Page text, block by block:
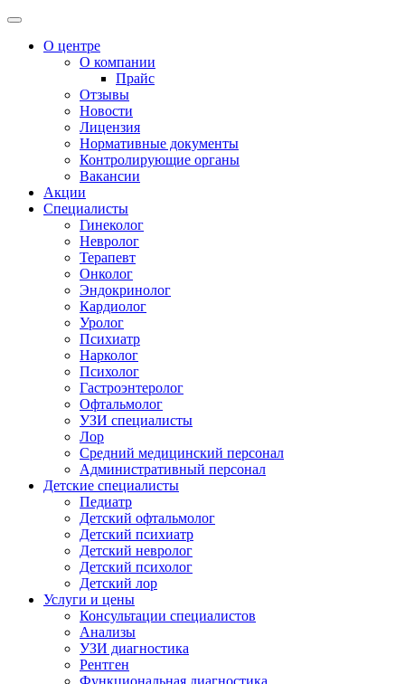
О центре
О компании
Прайс
Отзывы
Новости
Лицензия
Нормативные документы
Контролирующие органы
Вакансии
Акции
Специалисты
Гинеколог
Невролог
Терапевт
Онколог
Эндокринолог
Кардиолог
Уролог
Психиатр
Нарколог
Психолог
Гастроэнтеролог
Офтальмолог
УЗИ специалисты
Лор
Средний медицинский персонал
Административный персонал
Детские специалисты
Педиатр
Детский офтальмолог
Детский психиатр
Детский невролог
Детский психолог
Детский лор
Услуги и цены
Консультации специалистов
Анализы
УЗИ диагностика
Рентген
Функциональная диагностика